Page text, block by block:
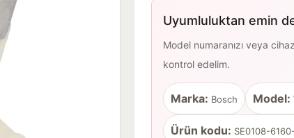
Uyumluluktan emin
Model numaranızı veya
kontrol edelim.
Marka: Bosch Model:
Ürün kodu: SE0108-